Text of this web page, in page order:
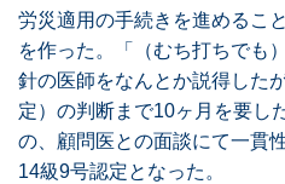
労災適用の手続きを進めるこ
を作った。「（むち打ちでも
針の医師をなんとか説得した
定）の判断まで10ヶ月を要し
の、顧問医との面談にて一貫
14級9号認定となった。